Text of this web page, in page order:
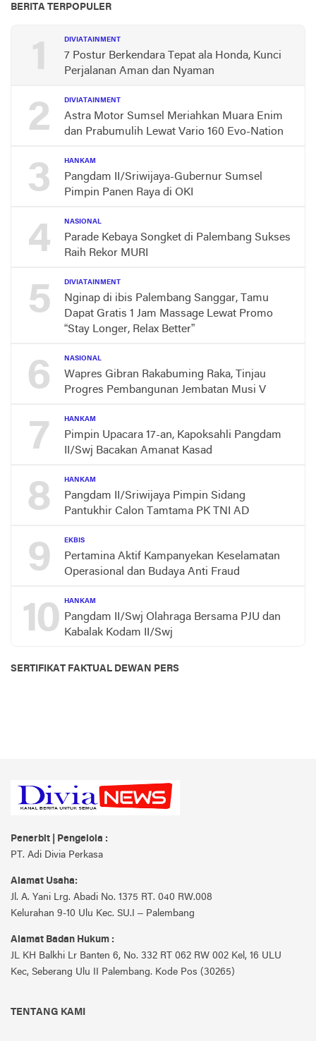
BERITA TERPOPULER
1 DIVIATAINMENT
7 Postur Berkendara Tepat ala Honda, Kunci
Perjalanan Aman dan Nyaman
2 DIVIATAINMENT
Astra Motor Sumsel Meriahkan Muara Enim
dan Prabumulih Lewat Vario 160 Evo-Nation
3 HANKAM
Pangdam II/Sriwijaya-Gubernur Sumsel
Pimpin Panen Raya di OKI
4 NASIONAL
Parade Kebaya Songket di Palembang Sukses
Raih Rekor MURI
5 DIVIATAINMENT
Nginap di ibis Palembang Sanggar, Tamu
Dapat Gratis 1 Jam Massage Lewat Promo
“Stay Longer, Relax Better”
6 NASIONAL
Wapres Gibran Rakabuming Raka, Tinjau
Progres Pembangunan Jembatan Musi V
7 HANKAM
Pimpin Upacara 17-an, Kapoksahli Pangdam
II/Swj Bacakan Amanat Kasad
8 HANKAM
Pangdam II/Sriwijaya Pimpin Sidang
Pantukhir Calon Tamtama PK TNI AD
9 EKBIS
Pertamina Aktif Kampanyekan Keselamatan
Operasional dan Budaya Anti Fraud
10 HANKAM
Pangdam II/Swj Olahraga Bersama PJU dan
Kabalak Kodam II/Swj
SERTIFIKAT FAKTUAL DEWAN PERS
Penerbit | Pengelola :
PT. Adi Divia Perkasa
Alamat Usaha:
Jl. A. Yani Lrg. Abadi No. 1375 RT. 040 RW.008
Kelurahan 9-10 Ulu Kec. SU.I – Palembang
Alamat Badan Hukum :
JL KH Balkhi Lr Banten 6, No. 332 RT 062 RW 002 Kel, 16 ULU
Kec, Seberang Ulu II Palembang. Kode Pos (30265)
TENTANG KAMI